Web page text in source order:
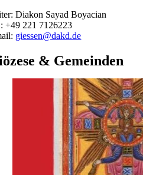
Diakon Sayad Boyacian
+49 221 7126223
giessen@dakd.de
& Gemeinden